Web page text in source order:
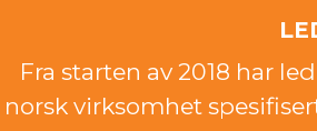
Fra starten av 2018 har
norsk virksomhet